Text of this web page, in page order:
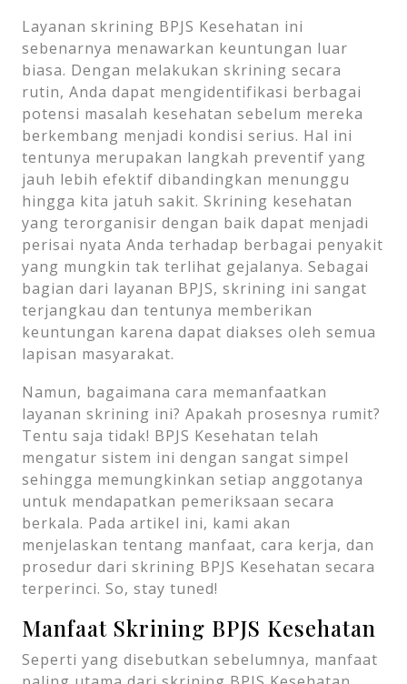
Layanan skrining BPJS Kesehatan ini
sebenarnya menawarkan keuntungan luar
biasa. Dengan melakukan skrining secara
rutin, Anda dapat mengidentifikasi berbagai
potensi masalah kesehatan sebelum mereka
berkembang menjadi kondisi serius. Hal ini
tentunya merupakan langkah preventif yang
jauh lebih efektif dibandingkan menunggu
hingga kita jatuh sakit. Skrining kesehatan
yang terorganisir dengan baik dapat menjadi
perisai nyata Anda terhadap berbagai penyakit
yang mungkin tak terlihat gejalanya. Sebagai
bagian dari layanan BPJS, skrining ini sangat
terjangkau dan tentunya memberikan
keuntungan karena dapat diakses oleh semua
lapisan masyarakat.
Namun, bagaimana cara memanfaatkan
layanan skrining ini? Apakah prosesnya rumit?
Tentu saja tidak! BPJS Kesehatan telah
mengatur sistem ini dengan sangat simpel
sehingga memungkinkan setiap anggotanya
untuk mendapatkan pemeriksaan secara
berkala. Pada artikel ini, kami akan
menjelaskan tentang manfaat, cara kerja, dan
prosedur dari skrining BPJS Kesehatan secara
terperinci. So, stay tuned!
Manfaat Skrining BPJS Kesehatan
Seperti yang disebutkan sebelumnya, manfaat